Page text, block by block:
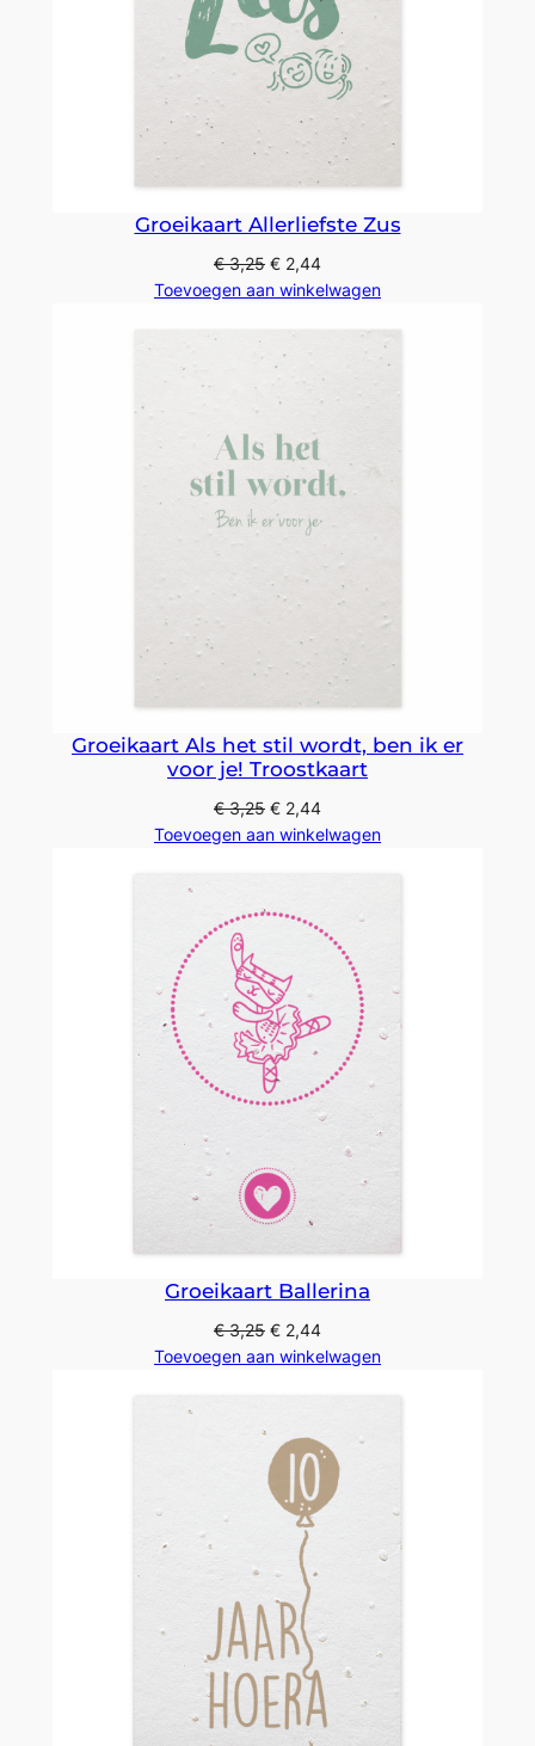
Groeikaart Allerliefste Zus
€3,25 € 2,44
Toevoegen aan winkelwagen
Groeikaart Als het stil wordt, ben ik er
voor je! Troostkaart
€3,25 € 2,44
Toevoegen aan winkelwagen
Groeikaart Ballerina
€3,25 € 2,44
Toevoegen aan winkelwagen